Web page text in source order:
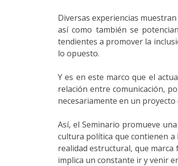
Diversas experiencias
así como también se
tendientes a promover la
lo opuesto.
Y es en este marco que el
relación entre comunicación,
necesariamente en un proyecto
Así, el Seminario promueve
cultura política que contienen a
realidad estructural, que marca
implica un constante ir y venir